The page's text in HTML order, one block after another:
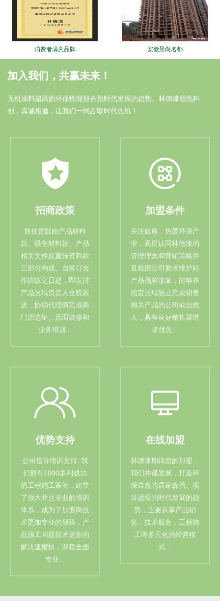
消费者满意品牌 安徽景尚名都
林德十大锐进证书 大连远洋广场
加入我们，共赢未来！
无机涂料超高的环保性能迎合新时代发展的趋势。林德漆领先科
创，真诚相邀，让我们一同占取时代先机！
招商政策
首批货款由产品材料
款、设备材料款、产品
相关文件及宣传资料款
三部分构成。自签订合
作协议之日起，即安排
产品区域负责人全程跟
进，协助代理商完成商
门店选址、店面装修和
业务培训...
加盟条件
关注健康，热爱环保产
业，高度认同林德漆的
管理理念和营销策略并
且根据公司要求维护好
产品品牌形象，能够在
指定区域独立完成销售
相关产品的公司或自然
人，具备良好销售渠道
者优先...
优势支持
公司指导培训支持: 我
们拥有1000多列成功
的工程施工案例，建立
了强大并且专业的培训
体系，成为了加盟商技
术更加专业的保障，产
品施工问题技术更新的
解决速度快，课程全面
专业...
在线加盟
林德漆期待您的加盟，
我们共谋发展，打造环
保自然的居家森活。项
目适应的时代发展的趋
势，主要从事产品销
售，技术服务，工程施
工等多元化的经营模
式...